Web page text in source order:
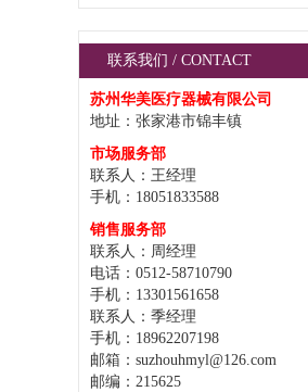
联系我们 / CONTACT
苏州华美医疗器械有限公司
地址：张家港市锦丰镇
市场服务部
联系人：王经理
手机：18051833588
销售服务部
联系人：周经理
电话：0512-58710790
手机：13301561658
联系人：季经理
手机：18962207198
邮箱：suzhouhmyl@126.com
邮编：215625